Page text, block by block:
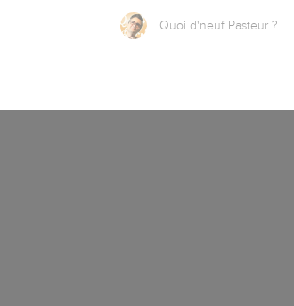
Quoi d'neuf Pasteur ?